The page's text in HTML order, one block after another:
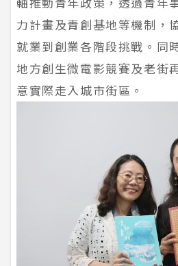
力計畫及青創基地等機制，
就業到創業各階段挑戰。同
地方創生微電影競賽及老街
意實際走入城市街區。